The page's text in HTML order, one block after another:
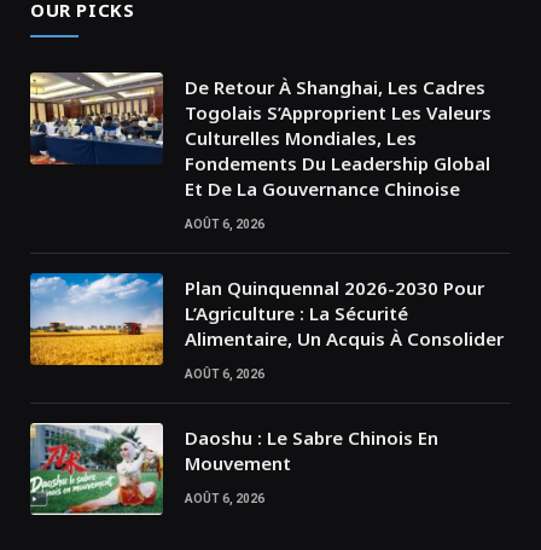
OUR PICKS
De Retour À Shanghai, Les Cadres
Togolais S’Approprient Les Valeurs
Culturelles Mondiales, Les
Fondements Du Leadership Global
Et De La Gouvernance Chinoise
AOÛT 6, 2026
Plan Quinquennal 2026-2030 Pour
L’Agriculture : La Sécurité
Alimentaire, Un Acquis À Consolider
AOÛT 6, 2026
Daoshu : Le Sabre Chinois En
Mouvement
AOÛT 6, 2026